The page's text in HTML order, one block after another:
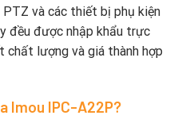
PTZ và các thiết bị phụ kiện
đều được nhập khẩu trực
chất lượng và giá thành hợp
Imou IPC-A22P?